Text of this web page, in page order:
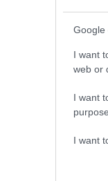
Google
I want
web or
I want
I want
Δεν
σε Λίβανο
Γκαλ
On The Nile) να
θα προβληθεί στον